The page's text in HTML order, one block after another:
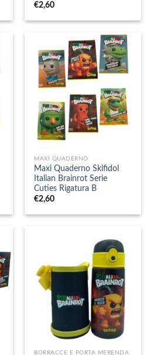
€2,60
MAXI QUADERNO
Maxi Quaderno Skifidol
Italian Brainrot Serie
Cuties Rigatura B
€2,60
BORRACCE E PORTA MERENDA